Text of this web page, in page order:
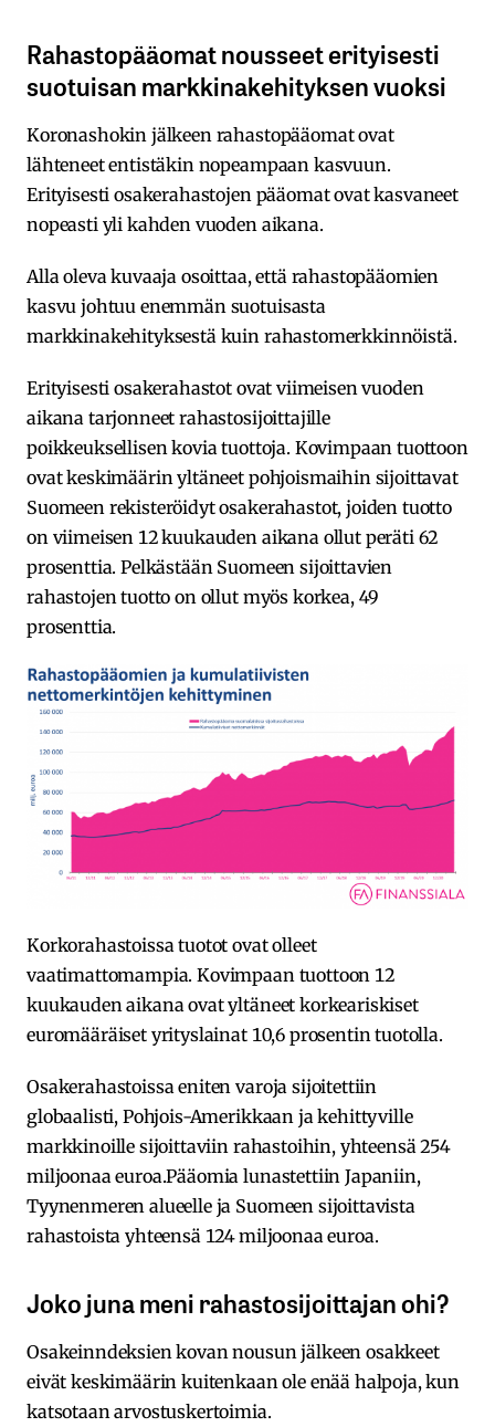
Rahastopääomat nousseet erityisesti
suotuisan markkinakehityksen vuoksi
Koronashokin jälkeen rahastopääomat ovat
lähteneet entistäkin nopeampaan kasvuun.
Erityisesti osakerahastojen pääomat ovat kasvaneet
nopeasti yli kahden vuoden aikana.
Alla oleva kuvaaja osoittaa, että rahastopääomien
kasvu johtuu enemmän suotuisasta
markkinakehityksestä kuin rahastomerkkinnöistä.
Erityisesti osakerahastot ovat viimeisen vuoden
aikana tarjonneet rahastosijoittajille
poikkeuksellisen kovia tuottoja. Kovimpaan tuottoon
ovat keskimäärin yltäneet pohjoismaihin sijoittavat
Suomeen rekisteröidyt osakerahastot, joiden tuotto
on viimeisen 12 kuukauden aikana ollut peräti 62
prosenttia. Pelkästään Suomeen sijoittavien
rahastojen tuotto on ollut myös korkea, 49
prosenttia.
Korkorahastoissa tuotot ovat olleet
vaatimattomampia. Kovimpaan tuottoon 12
kuukauden aikana ovat yltäneet korkeariskiset
euromääräiset yrityslainat 10,6 prosentin tuotolla.
Osakerahastoissa eniten varoja sijoitettiin
globaalisti, Pohjois-Amerikkaan ja kehittyville
markkinoille sijoittaviin rahastoihin, yhteensä 254
miljoonaa euroa.Pääomia lunastettiin Japaniin,
Tyynenmeren alueelle ja Suomeen sijoittavista
rahastoista yhteensä 124 miljoonaa euroa.
Joko juna meni rahastosijoittajan ohi?
Osakeinndeksien kovan nousun jälkeen osakkeet
eivät keskimäärin kuitenkaan ole enää halpoja, kun
katsotaan arvostuskertoimia.